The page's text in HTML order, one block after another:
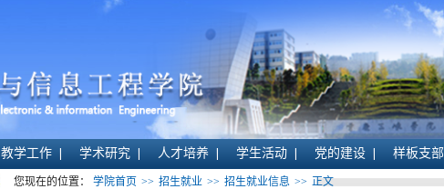
教学工作 学术研究 人才培养 学生活动 党的建设 样板支部
您现在的位置： 学院首页 >> 招生就业 >> 招生就业信息 >> 正文